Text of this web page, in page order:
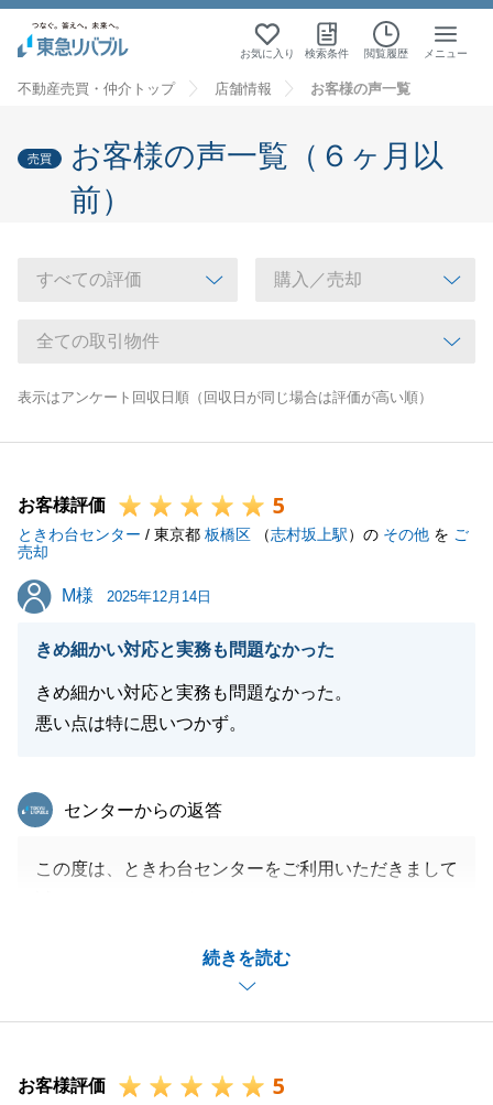
お気に入り 検索条件 閲覧履歴 メニュー
不動産売買・仲介トップ 店舗情報 お客様の声一覧
売買
お客様の声一覧（６ヶ月以
前）
表示はアンケート回収日順（回収日が同じ場合は評価が高い順）
お客様評価 5
ときわ台センター / 東京都 板橋区 （志村坂上駅）の その他 を ご
売却
M様
M様 2025年12月14日
きめ細かい対応と実務も問題なかった
きめ細かい対応と実務も問題なかった。
悪い点は特に思いつかず。
続きを読む
東急リバブル
センターからの返答
この度は、ときわ台センターをご利用いただきまして
き、またお役にたてたこと大変光栄でございます。
ご売却いただいた不動産は、投資用のアパート物件で
した。
をお預かりさせていただきましたが、どの書面もお客
お客様評価 5